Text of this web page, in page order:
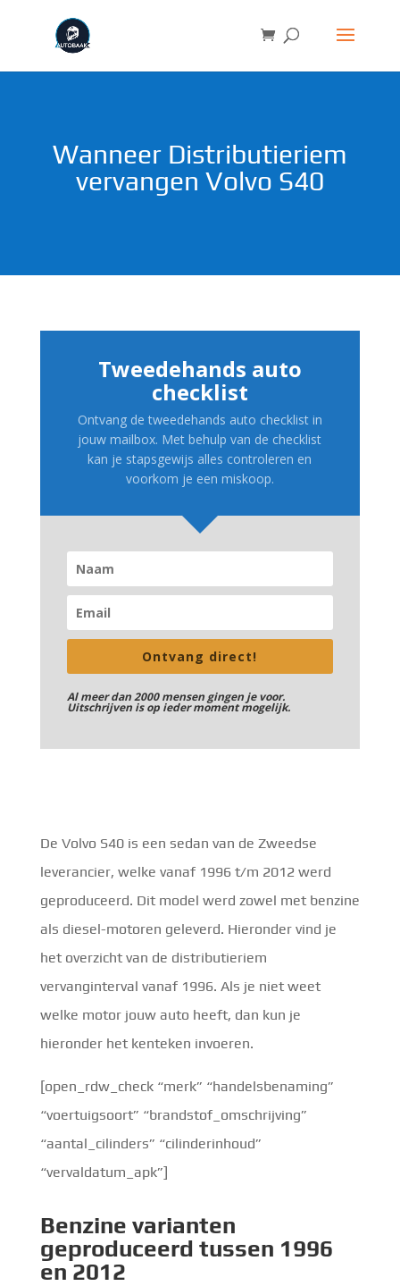
Wanneer Distributieriem
vervangen Volvo S40
Tweedehands auto
checklist
Ontvang de tweedehands auto checklist in
jouw mailbox. Met behulp van de checklist
kan je stapsgewijs alles controleren en
voorkom je een miskoop.
Ontvang direct!
Al meer dan 2000 mensen gingen je voor.
Uitschrijven is op ieder moment mogelijk.
De Volvo S40 is een sedan van de Zweedse
leverancier, welke vanaf 1996 t/m 2012 werd
geproduceerd. Dit model werd zowel met benzine
als diesel-motoren geleverd. Hieronder vind je
het overzicht van de distributieriem
vervanginterval vanaf 1996. Als je niet weet
welke motor jouw auto heeft, dan kun je
hieronder het kenteken invoeren.
[open_rdw_check “merk” “handelsbenaming”
“voertuigsoort” “brandstof_omschrijving”
“aantal_cilinders” “cilinderinhoud”
“vervaldatum_apk”]
Benzine varianten
geproduceerd tussen 1996
en 2012